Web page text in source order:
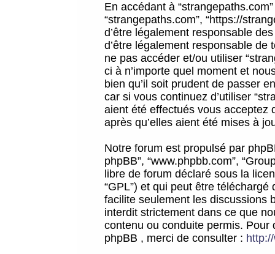
En accédant à
“strangepaths.com”, “https://
d’être légalement responsable
d’être légalement responsable
ne pas accéder et/ou utiliser
ci à n’importe quel moment et
bien qu’il soit prudent de passer
car si vous continuez d’utiliser
aient été effectués vous acceptez
après qu’elles aient été mises à
Notre forum est propulsé par
phpBB”, “www.phpbb.com”,
libre de forum déclaré sous la
“GPL”) et qui peut être téléchargé
facilite seulement les discussions
interdit strictement dans ce que
contenu ou conduite permis.
phpBB , merci de consulter :